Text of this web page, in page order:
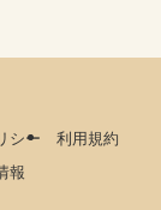
シー
利用規約
報